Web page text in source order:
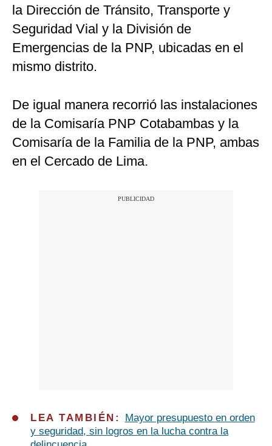
la Dirección de Tránsito, Transporte y
Seguridad Vial y la División de
Emergencias de la PNP, ubicadas en el
mismo distrito.
De igual manera recorrió las instalaciones
de la Comisaría PNP Cotabambas y la
Comisaría de la Familia de la PNP, ambas
en el Cercado de Lima.
LEA TAMBIÉN:
Mayor presupuesto en orden
y seguridad, sin logros en la lucha contra la